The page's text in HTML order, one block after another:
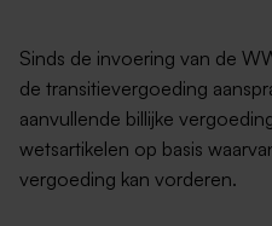
Sinds de invoering van de
de transitievergoeding
aanvullende billijke
wetsartikelen op basis
vergoeding kan vorderen.